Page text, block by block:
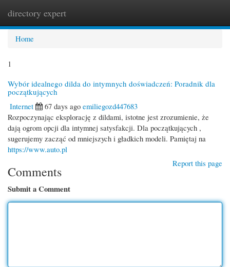
directory expert
Home
1
Wybór idealnego dilda do intymnych doświadczeń: Poradnik dla
początkujących
Internet
67 days ago emiliegozd447683
Rozpoczynając eksplorację z dildami, istotne jest zrozumienie, że
dają ogrom opcji dla intymnej satysfakcji. Dla początkujących ,
sugerujemy zacząć od mniejszych i gładkich modeli. Pamiętaj na
https://www.auto.pl
Report this page
Comments
Submit a Comment